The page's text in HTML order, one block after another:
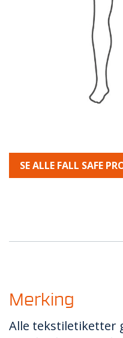
SE ALLE FALL SAFE
Merking
Alle